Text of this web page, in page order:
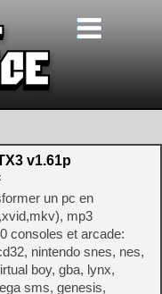
v1.61p
un pc en
mp3
consoles et arcade:
nintendo snes, nes,
boy, gba, lynx,
sms, genesis,